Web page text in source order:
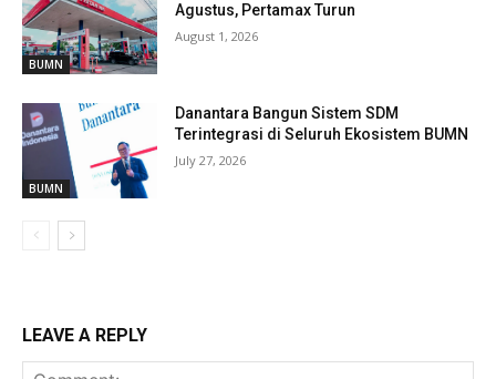
BUMN
Agustus, Pertamax Turun
August 1, 2026
BUMN
Danantara Bangun Sistem SDM
Terintegrasi di Seluruh Ekosistem BUMN
July 27, 2026
LEAVE A REPLY